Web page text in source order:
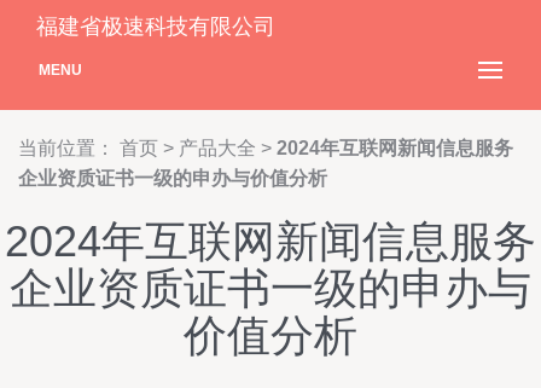
福建省极速科技有限公司
MENU
当前位置： 首页 > 产品大全 > 2024年互联网新闻信息服务
企业资质证书一级的申办与价值分析
2024年互联网新闻信息服务
企业资质证书一级的申办与
价值分析